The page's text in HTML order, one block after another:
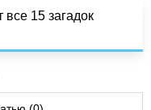
15 загадок